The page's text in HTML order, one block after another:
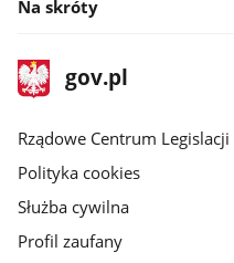
Na skróty
stopka
gov.plStrona
gov.pl
Rządowe Centrum Legislacji
Polityka cookies
Służba cywilna
Profil zaufany